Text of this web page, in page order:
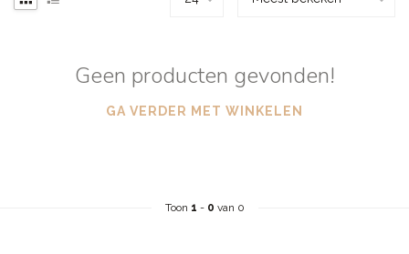
Geen producten gevonden!
GA VERDER MET WINKELEN
Toon 1 - 0 van 0